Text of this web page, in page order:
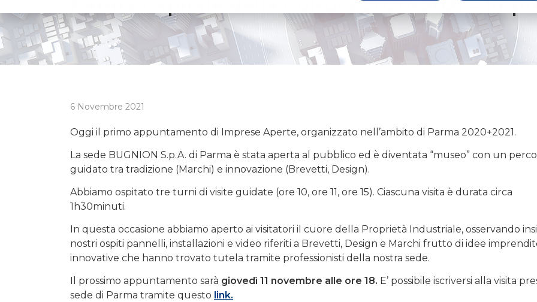
Parma Capitale della Cultura 2020+2021 –
6 Novembre 2021
Oggi il primo appuntamento di Imprese Aperte, organizzato nell’ambito di Parma 2020+2021.
La sede BUGNION S.p.A. di Parma è stata aperta al pubblico ed è diventata “museo” con un
guidato tra tradizione (Marchi) e innovazione (Brevetti, Design).
Abbiamo ospitato tre turni di visite guidate (ore 10, ore 11, ore 15). Ciascuna visita è durata circa
1h30minuti.
In questa occasione abbiamo aperto ai visitatori il cuore della Proprietà Industriale, osservando
nostri ospiti pannelli, installazioni e video riferiti a Brevetti, Design e Marchi frutto di idee
innovative che hanno trovato tutela tramite professionisti della nostra sede.
Il prossimo appuntamento sarà giovedì 11 novembre alle ore 18. E’ possibile iscriversi alla visita
sede di Parma tramite questo link.